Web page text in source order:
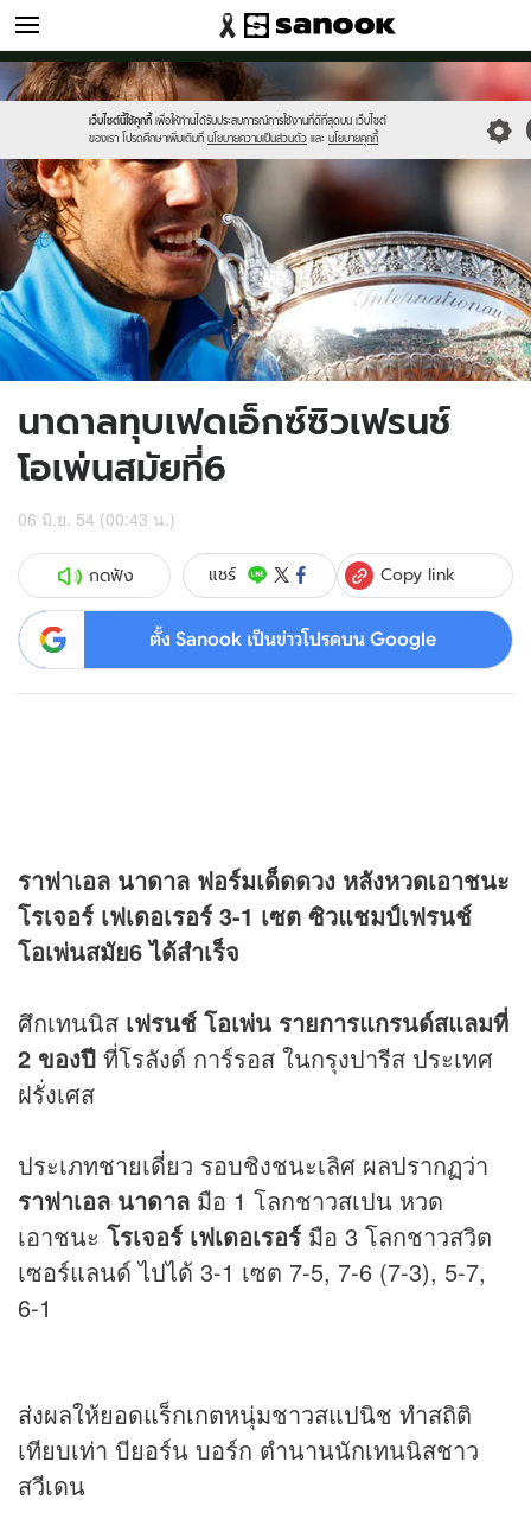
กีฬา
เว็บไซต์นี้ใช้คุกกี้ เพื่อให้ท่านได้รับประสบการณ์การใช้งานที่ดีที่สุดบน เว็บไซต์
ของเรา โปรดศึกษาเพิ่มเติมที่ นโยบายความเป็นส่วนตัว และ นโยบายคุกกี้
Sanook
//s.isanook.com/sr/0/images/logo-
new-
sanook.png
600
60
//s.isanook.com/sp/0/ud/6/30858/nadal.jpg
นาดาลทุบเฟดเอ็กซ์ซิวเฟรนช์
โอเพ่นสมัยที่6
06 มิ.ย. 54 (00:43 น.)
กดฟัง แชร์ Copy link
ตั้ง Sanook เป็นข่าวโปรดบน Google
ราฟาเอล นาดาล ฟอร์มเด็ดดวง หลังหวดเอาชนะ
โรเจอร์ เฟเดอเรอร์ 3-1 เซต ซิวแชมป์เฟรนช์
โอเพ่นสมัย6 ได้สำเร็จ
ศึกเทนนิส เฟรนช์ โอเพ่น รายการแกรนด์สแลมที่
2 ของปี ที่โรลังด์ การ์รอส ในกรุงปารีส ประเทศ
ฝรั่งเศส
ประเภทชายเดี่ยว รอบชิงชนะเลิศ ผลปรากฏว่า
ราฟาเอล นาดาล มือ 1 โลกชาวสเปน หวด
เอาชนะ โรเจอร์ เฟเดอเรอร์ มือ 3 โลกชาวสวิต
เซอร์แลนด์ ไปได้ 3-1 เซต 7-5, 7-6 (7-3), 5-7,
6-1
ส่งผลให้ยอดแร็กเกตหนุ่มชาวสแปนิช ทำสถิติ
เทียบเท่า บียอร์น บอร์ก ตำนานนักเทนนิสชาว
สวีเดน